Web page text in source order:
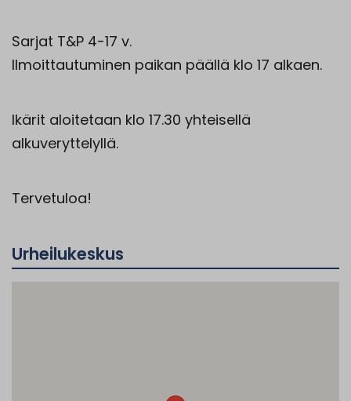
Sarjat T&P 4-17 v.
Ilmoittautuminen paikan päällä klo 17 alkaen.
Ikärit aloitetaan klo 17.30 yhteisellä
alkuveryttelyllä.
Tervetuloa!
Urheilukeskus